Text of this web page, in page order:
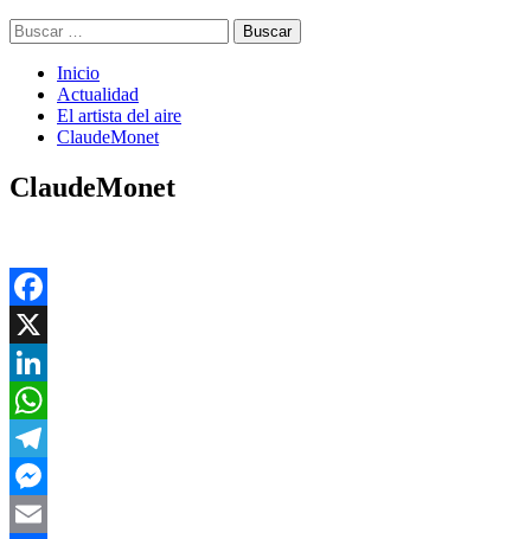
Buscar:
Inicio
Actualidad
El artista del aire
ClaudeMonet
ClaudeMonet
Facebook
X
LinkedIn
WhatsApp
Telegram
Messenger